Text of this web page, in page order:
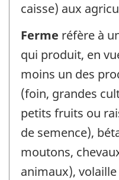
caisse) aux
Ferme réfère à
qui produit, en
moins un des
(foin, grandes
petits fruits ou
de semence),
moutons,
animaux),